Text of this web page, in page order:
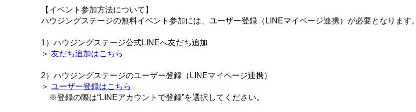
【イベント参加方法について】
ハウジングステージの無料イベント参加には、ユーザー登録（LINEマイページ連携）が必要となります。
1）ハウジングステージ公式LINEへ友だち追加
＞ 友だち追加はこちら
2）ハウジングステージのユーザー登録（LINEマイページ連携）
＞ ユーザー登録はこちら
※登録の際は“LINEアカウントで登録”を選択してください。